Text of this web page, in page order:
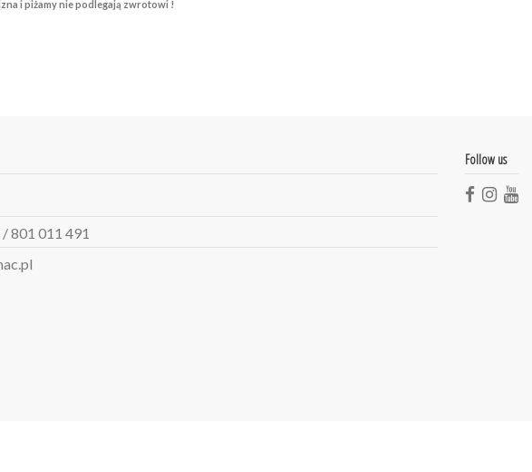
i piżamy nie podlegają zwrotowi !
801 011 491
Follow us